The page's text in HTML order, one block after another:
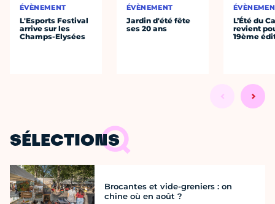
ÉVÈNEMENT
L'Esports Festival
arrive sur les
Champs-Elysées
ÉVÈNEMENT
Jardin d'été fête
ses 20 ans
L’Été du
revient
19ème
SÉLECTIONS
Brocantes et vide-greniers : on
chine où en août ?